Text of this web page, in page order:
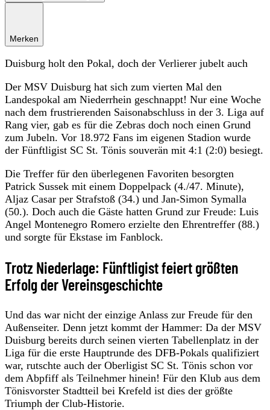
Merken
Duisburg holt den Pokal, doch der Verlierer jubelt auch
Der MSV Duisburg hat sich zum vierten Mal den
Landespokal am Niederrhein geschnappt! Nur eine Woche
nach dem frustrierenden Saisonabschluss in der 3. Liga auf
Rang vier, gab es für die Zebras doch noch einen Grund
zum Jubeln. Vor 18.972 Fans im eigenen Stadion wurde
der Fünftligist SC St. Tönis souverän mit 4:1 (2:0) besiegt.
Die Treffer für den überlegenen Favoriten besorgten
Patrick Sussek mit einem Doppelpack (4./47. Minute),
Aljaz Casar per Strafstoß (34.) und Jan-Simon Symalla
(50.). Doch auch die Gäste hatten Grund zur Freude: Luis
Angel Montenegro Romero erzielte den Ehrentreffer (88.)
und sorgte für Ekstase im Fanblock.
Trotz Niederlage: Fünftligist feiert größten
Erfolg der Vereinsgeschichte
Und das war nicht der einzige Anlass zur Freude für den
Außenseiter. Denn jetzt kommt der Hammer: Da der MSV
Duisburg bereits durch seinen vierten Tabellenplatz in der
Liga für die erste Hauptrunde des DFB-Pokals qualifiziert
war, rutschte auch der Oberligist SC St. Tönis schon vor
dem Abpfiff als Teilnehmer hinein! Für den Klub aus dem
Tönisvorster Stadtteil bei Krefeld ist dies der größte
Triumph der Club-Historie.